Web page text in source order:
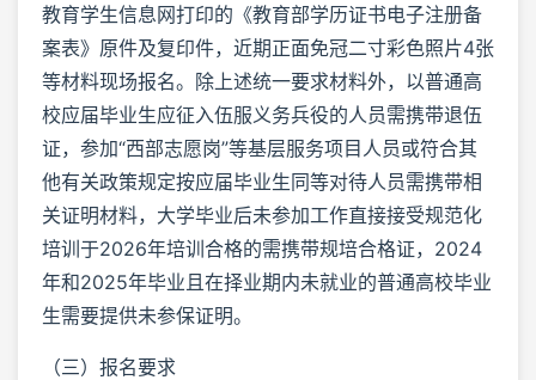
教育学生信息网打印的《教育部学历证书电子注册备
案表》原件及复印件，近期正面免冠二寸彩色照片4张
等材料现场报名。除上述统一要求材料外，以普通高
校应届毕业生应征入伍服义务兵役的人员需携带退伍
证，参加“西部志愿岗”等基层服务项目人员或符合其
他有关政策规定按应届毕业生同等对待人员需携带相
关证明材料，大学毕业后未参加工作直接接受规范化
培训于2026年培训合格的需携带规培合格证，2024
年和2025年毕业且在择业期内未就业的普通高校毕业
生需要提供未参保证明。
（三）报名要求